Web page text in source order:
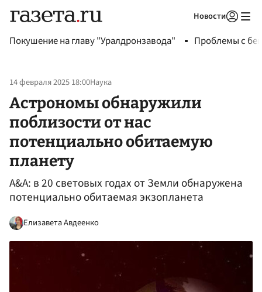
Новости
Покушение на главу "Уралдронзавода" Проблемы с
14 февраля 2025 18:00Наука
Астрономы обнаружили
поблизости от нас
потенциально обитаемую
планету
A&A: в 20 световых годах от Земли обнаружена
потенциально обитаемая экзопланета
Елизавета Авдеенко